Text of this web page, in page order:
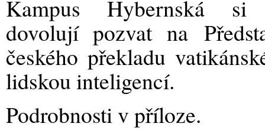
Kampus Hybernská si
dovolují pozvat na
českého překladu
lidskou inteligencí.
Podrobnosti v příloze.